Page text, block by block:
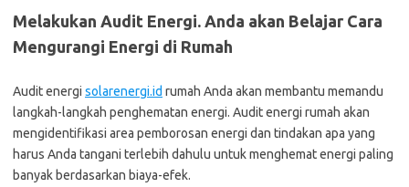
Melakukan Audit Energi. Anda akan Belajar Cara
Mengurangi Energi di Rumah
Audit energi solarenergi.id rumah Anda akan membantu memandu
langkah-langkah penghematan energi. Audit energi rumah akan
mengidentifikasi area pemborosan energi dan tindakan apa yang
harus Anda tangani terlebih dahulu untuk menghemat energi paling
banyak berdasarkan biaya-efek.